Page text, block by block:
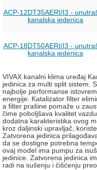
ACP-12DT35AERI/I3 -
kanalska jedenica
ACP-18DT50AERI/I3 -
kanalska jedenica
VIVAX kanalni klima uređaj
jedinica za multi split sistem.
najbolje performanse
energije. Katalizator filter
a filter prašine pomaže u
čime poboljšava kvalitet
dodatna karakteristika ovog
kroz daljinski upravljač,
Zatvorena jedinica
da se dostigne potrebna
ovaj model ima pumpu za
jedinice. Zatvorena jedinica
radi na sušenju i čišćenju